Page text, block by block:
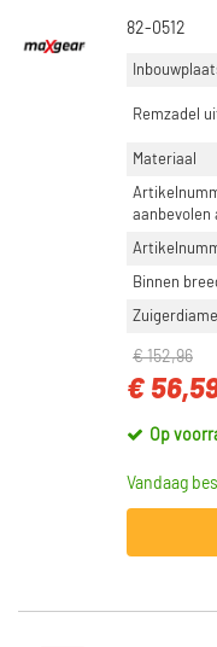
82-0512
Remzadel
Materiaal
aanbevolen
Binnen
€ 152,96
€
Op
Vandaag